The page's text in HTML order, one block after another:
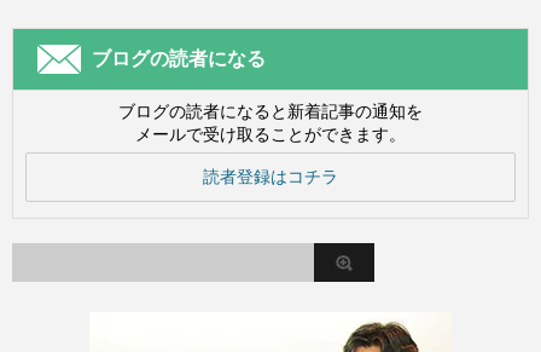
ブログの読者になる
ブログの読者になると新着記事の通知を
メールで受け取ることができます。
読者登録はコチラ